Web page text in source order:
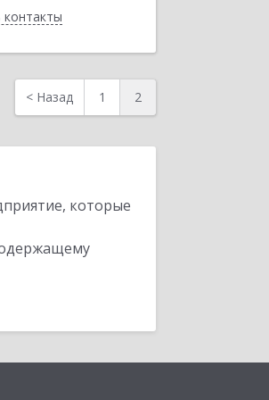
контакты
< Назад 1 2
которые